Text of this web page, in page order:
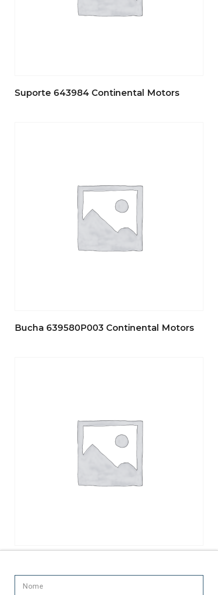
Suporte 643984 Continental Motors
Bucha 639580P003 Continental Motors